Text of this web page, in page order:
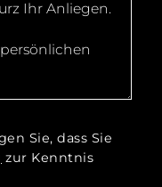
Sie, dass Sie
zur Kenntnis